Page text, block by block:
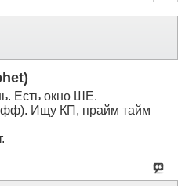
Есть окно ШЕ.
Ищу КП, прайм тайм